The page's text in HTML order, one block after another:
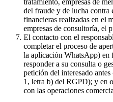
del fraude y de lucha contra
financieras realizadas en el
empresas de consultoría, el
El contacto con el
completar el proceso de
la aplicación WhatsApp) en
responder a su consulta o
petición del interesado
1, letra b) del RGPD); y en
con las operaciones